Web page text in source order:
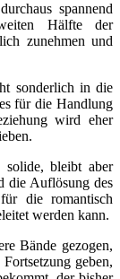
spannend
Hälfte der
zunehmen und
sonderlich in die
für die Handlung
wird eher
bleibt aber
die Auflösung des
die romantisch
werden kann.
Bände gezogen,
geben,